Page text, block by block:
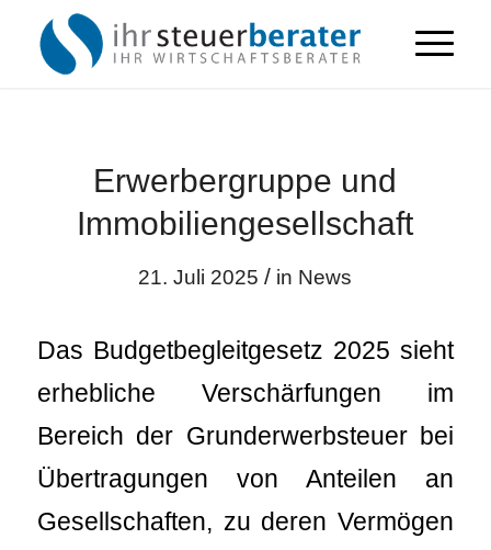
Erwerbergruppe und
Immobiliengesellschaft
21. Juli 2025 / in News
Das Budgetbegleitgesetz 2025 sieht
erhebliche Verschärfungen im
Bereich der Grunderwerbsteuer bei
Übertragungen von Anteilen an
Gesellschaften, zu deren Vermögen